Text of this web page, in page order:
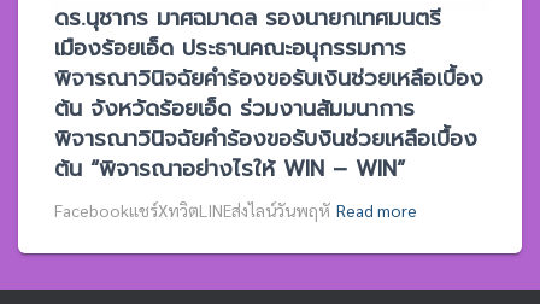
ดร.นุชากร มาศฉมาดล รองนายกเทศมนตรี
เมืองร้อยเอ็ด ประธานคณะอนุกรรมการ
พิจารณาวินิจฉัยคำร้องขอรับเงินช่วยเหลือเบื้อง
ต้น จังหวัดร้อยเอ็ด ร่วมงานสัมมนาการ
พิจารณาวินิจฉัยคำร้องขอรับงินช่วยเหลือเบื้อง
ต้น “พิจารณาอย่างไรให้ WIN – WIN”
Facebookแชร์XทวิตLINEส่งไลน์วันพฤหั Read more